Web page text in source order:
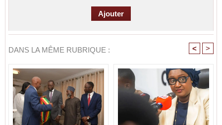
DANS LA MÊME RUBRIQUE : < >